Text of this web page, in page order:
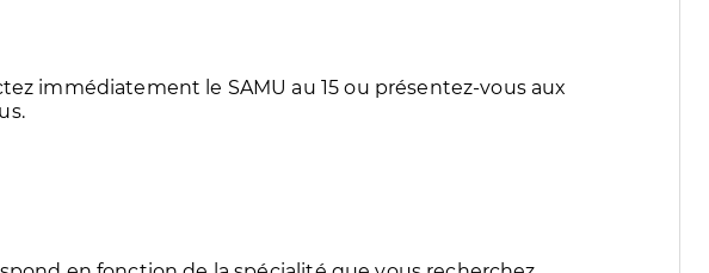
immédiatement le SAMU au 15 ou présentez-vous aux